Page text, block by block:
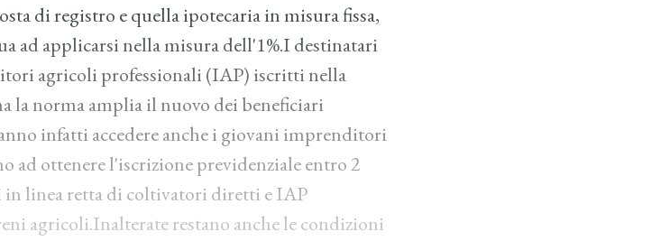
di registro e quella ipotecaria in misura fissa,
ad applicarsi nella misura dell'1%.I destinatari
agricoli professionali (IAP) iscritti nella
la norma amplia il nuovo dei beneficiari
infatti accedere anche i giovani imprenditori
ad ottenere l'iscrizione previdenziale entro 2
linea retta di coltivatori diretti e IAP
agricoli.Inalterate restano anche le condizioni